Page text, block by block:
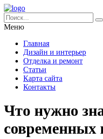
Меню
Главная
Дизайн и интерьер
Отделка и ремонт
Статьи
Карта сайта
Контакты
Что нужно
современных